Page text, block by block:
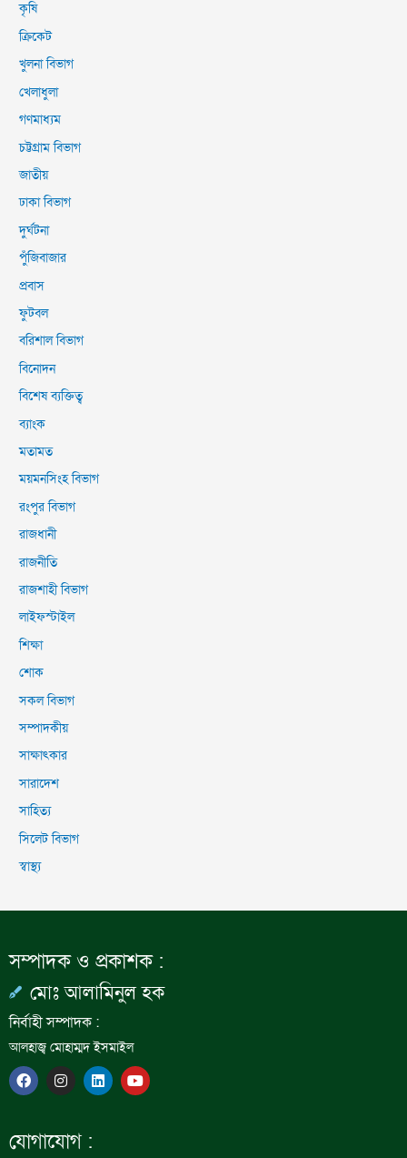
কৃষি
ক্রিকেট
খুলনা বিভাগ
খেলাধুলা
গণমাধ্যম
চট্টগ্রাম বিভাগ
জাতীয়
ঢাকা বিভাগ
দুর্ঘটনা
পুঁজিবাজার
প্রবাস
ফুটবল
বরিশাল বিভাগ
বিনোদন
বিশেষ ব্যক্তিত্ব
ব্যাংক
মতামত
ময়মনসিংহ বিভাগ
রংপুর বিভাগ
রাজধানী
রাজনীতি
রাজশাহী বিভাগ
লাইফস্টাইল
শিক্ষা
শোক
সকল বিভাগ
সম্পাদকীয়
সাক্ষাৎকার
সারাদেশ
সাহিত্য
সিলেট বিভাগ
স্বাস্থ্য
সম্পাদক ও প্রকাশক :
মোঃ আলামিনুল হক
নির্বাহী সম্পাদক :
আলহাজ্ব মোহাম্মদ ইসমাইল
F
a
c
b
o
I
n
s
a
g
L
i
n
Y
o
u
যোগাযোগ :